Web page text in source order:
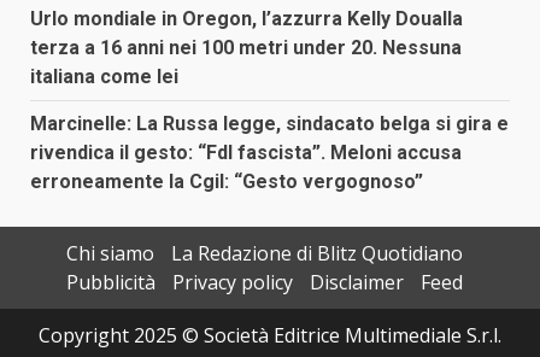
Urlo mondiale in Oregon, l’azzurra Kelly Doualla
terza a 16 anni nei 100 metri under 20. Nessuna
italiana come lei
Marcinelle: La Russa legge, sindacato belga si gira e
rivendica il gesto: “FdI fascista”. Meloni accusa
erroneamente la Cgil: “Gesto vergognoso”
Chi siamo
La Redazione di Blitz Quotidiano
Pubblicità
Privacy policy Disclaimer
Feed
Copyright 2025 © Società Editrice Multimediale S.r.l.